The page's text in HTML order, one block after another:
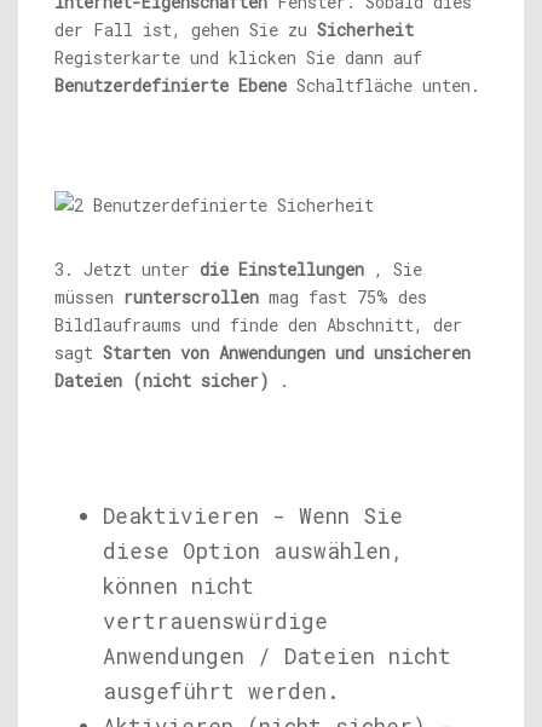
der Fall ist, gehen Sie zu Sicherheit
Registerkarte und klicken Sie dann auf
Benutzerdefinierte Ebene Schaltfläche unten.
3. Jetzt unter die Einstellungen , Sie
müssen runterscrollen mag fast 75% des
Bildlaufraums und finde den Abschnitt, der
sagt Starten von Anwendungen und unsicheren
Dateien (nicht sicher)
.
Deaktivieren - Wenn Sie
diese Option auswählen,
können nicht
vertrauenswürdige
Anwendungen / Dateien nicht
ausgeführt werden.